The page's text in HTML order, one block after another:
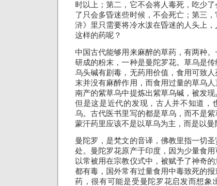
时以上；第二，它不会将人毒死，吃少
了只会多昏迷些时候，不会死亡；第三
浒》里只需要将冷水泼在昏迷的人头上
这样的药呢？
中国古代能够用来麻醉的草药，有两种
研成的粉末，一种是曼陀罗花。草乌是
乌头碱有剧毒，无药用价值，食用可致
末并没有麻醉作用，而食用过量的草乌
南产的紫草乌中提炼出紫草乌碱，被发
但是这是近代的发现，古人并不知道，
乌。古代医书里写的都是草乌，而不是
蒙汗药里应该不是以草乌为主，而是以曼
曼陀罗，是梵文的音译，佛教里指一切
处。曼陀罗花原产于印度，因为少量食
以常被用在宗教仪式中，被赋予了神奇
都有毒，国外常有过量食用中毒致死的
药，很有可能是受曼陀罗花启发而想象